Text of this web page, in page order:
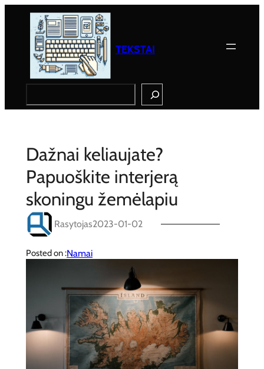
TEKSTAI
Dažnai keliaujate?
Papuoškite interjerą
skoningu žemėlapiu
Rasytojas2023-01-02
Posted on :Namai